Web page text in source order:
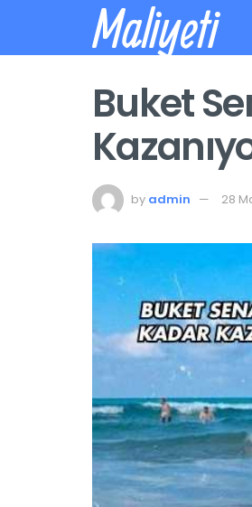
Maliyeti
Buket
by admin 28